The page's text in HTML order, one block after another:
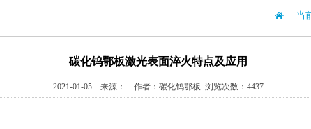
当
碳化钨鄂板激光表面淬火特点及应用
2021-01-05 来源： 作者：碳化钨鄂板 浏览次数：4437